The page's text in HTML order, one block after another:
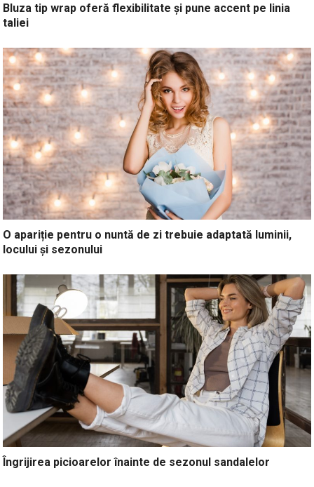
Bluza tip wrap oferă flexibilitate și pune accent pe linia
taliei
O apariție pentru o nuntă de zi trebuie adaptată luminii,
locului și sezonului
Îngrijirea picioarelor înainte de sezonul sandalelor